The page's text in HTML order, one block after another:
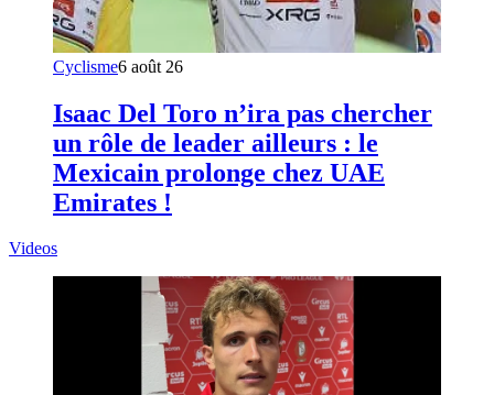
Cyclisme6 août 26
Isaac Del Toro n’ira pas chercher
un rôle de leader ailleurs : le
Mexicain prolonge chez UAE
Emirates !
Videos